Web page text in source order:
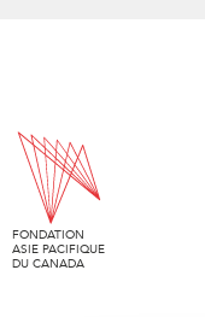
FONDATION
ASIE PACIFIQUE
DU CANADA